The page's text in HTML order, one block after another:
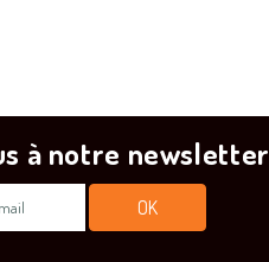
à notre newsletter